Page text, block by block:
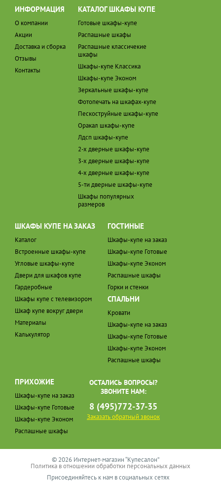
ИНФОРМАЦИЯ
О компании
Акции
Доставка и сборка
Отзывы
Контакты
КАТАЛОГ ШКАФЫ КУПЕ
Готовые шкафы-купе
Распашные шкафы
Распашные классичекие
шкафы
Шкафы-купе Классика
Шкафы-купе Эконом
Зеркальные шкафы-купе
Фотопечать на шкафах-купе
Пескоструйные шкафы-купе
Оракал шкафы-купе
Лдсп шкафы-купе
2-х дверные шкафы-купе
3-х дверные шкафы-купе
4-х дверные шкафы-купе
5-ти дверные шкафы-купе
Шкафы популярных
размеров
ШКАФЫ КУПЕ НА ЗАКАЗ
Каталог
Встроенные шкафы-купе
Угловые шкафы-купе
Двери для шкафов купе
Гардеробные
Шкафы купе с телевизором
Шкаф купе вокруг двери
Материалы
Калькулятор
ГОСТИНЫЕ
Шкафы-купе на заказ
Шкафы-купе Готовые
Шкафы-купе Эконом
Распашные шкафы
Горки и стенки
СПАЛЬНИ
Кровати
Шкафы-купе на заказ
Шкафы-купе Готовые
Шкафы-купе Эконом
Распашные шкафы
ПРИХОЖИЕ
Шкафы-купе на заказ
Шкафы-купе Готовые
Шкафы-купе Эконом
Распашные шкафы
ОСТАЛИСЬ ВОПРОСЫ?
ЗВОНИТЕ НАМ:
8 (495)772-37-35
Заказать обратный звонок
© 2026 Интернет-магазин “Купесалон”
Политика в отношении обработки персональных данных
Присоединяйтесь к нам в социальных сетях